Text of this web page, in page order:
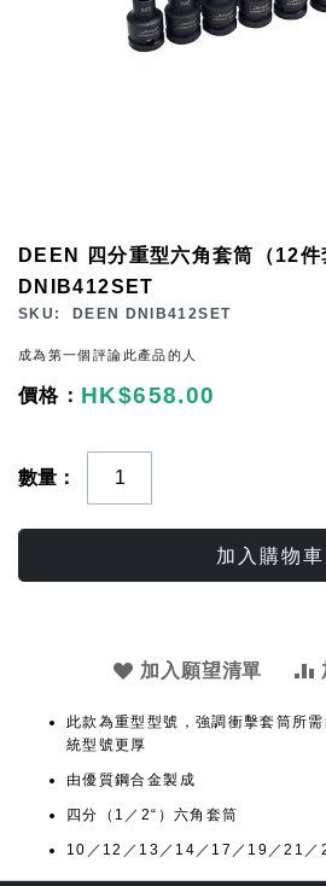
DEEN 四分重型六角套筒（12件
DNIB412SET
SKU DEEN DNIB412SET
成為第一個評論此產品的人
HK$658.00
數量
加入購物車
加入願望清單
此款為重型型號，強調衝擊套筒所
統型號更厚
由優質鋼合金製成
四分（1／2“）六角套筒
10／12／13／14／17／19／21
of
the